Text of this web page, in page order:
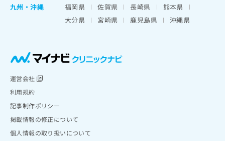
九州・沖縄 福岡県 佐賀県 長崎県
熊本県
大分県
宮崎県 鹿児島県 沖縄県
運営会社
利用規約
記事制作ポリシー
掲載情報の修正について
個人情報の取り扱いについて